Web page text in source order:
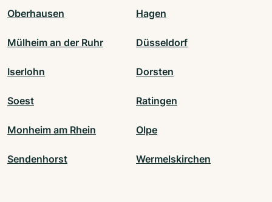
Oberhausen Hagen
Mülheim an der Ruhr Düsseldorf
Iserlohn Dorsten
Soest Ratingen
Monheim am Rhein Olpe
Sendenhorst Wermelskirchen